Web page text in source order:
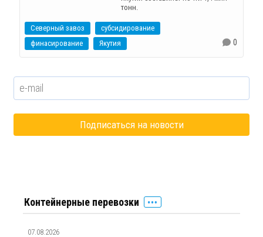
тонн.
Северный завоз
субсидирование
финасирование
Якутия 0
Контейнерные перевозки
07.08.2026